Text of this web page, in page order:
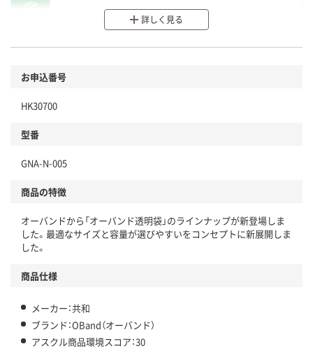
分別・リサイクルしやすい設計
商品
本体
仕組
この商品の環境配慮ポイントです。下記商品詳細「
アスクル商品環境スコア詳細／加点項目
」で確認できます。
詳しく見る
お申込番号
HK30700
型番
GNA-N-005
商品の特徴
オーバンドから「オーバンド透明袋」のラインナップが新登場しま
した。最適なサイズと容量が選びやすいをコンセプトに新展開しま
した。
商品仕様
メーカー：共和
ブランド：OBand（オーバンド）
アスクル商品環境スコア：30